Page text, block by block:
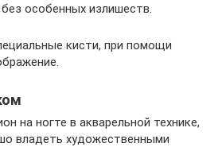
особенных излишеств.
кисти, при помощи
на ногте в акварельной технике,
владеть художественными